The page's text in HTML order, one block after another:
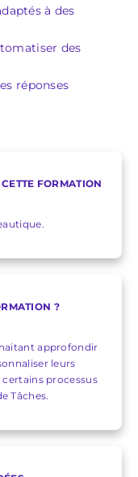
à des
des
réponses
FORMATION
?
approfondir
leurs
processus
Tâches.